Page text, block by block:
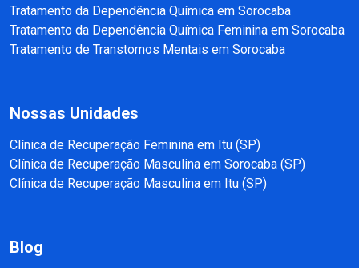
Tratamento da Dependência Química em Sorocaba
Tratamento da Dependência Química Feminina em Sorocaba
Tratamento de Transtornos Mentais em Sorocaba
Nossas Unidades
Clínica de Recuperação Feminina em Itu (SP)
Clínica de Recuperação Masculina em Sorocaba (SP)
Clínica de Recuperação Masculina em Itu (SP)
Blog